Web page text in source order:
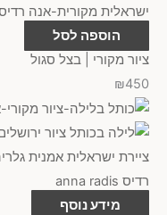
הוספה לסל
ציור מקורי | בצל סגול
₪450
מידע נוסף